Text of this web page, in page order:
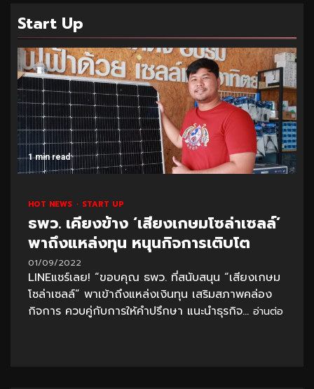
Start Up
1 min read
HOT NEWS START UP
ธพว. เคียงข้าง ‘เสียงเกษมโซล่าเซลล์’
พาถึงแหล่งทุน หนุนกิจการเติบโต
01/09/2022
LINEแชร์เลย! “ขอบคุณ ธพว. ที่สนับสนุน “เสียงเกษม
โซล่าเซลล์” พาเข้าถึงแหล่งเงินทุน เสริมสภาพคล่อง
กิจการ ควบคู่กับการให้คำปรึกษา แนะนำธุรกิจ... อ่านต่อ